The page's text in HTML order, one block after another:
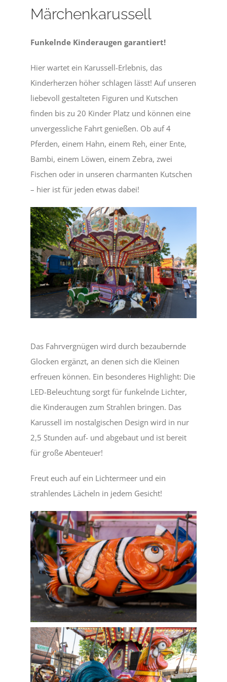
Märchenkarussell
Funkelnde Kinderaugen garantiert!
Hier wartet ein Karussell-Erlebnis, das
Kinderherzen höher schlagen lässt! Auf unseren
liebevoll gestalteten Figuren und Kutschen
finden bis zu 20 Kinder Platz und können eine
unvergessliche Fahrt genießen. Ob auf 4
Pferden, einem Hahn, einem Reh, einer Ente,
Bambi, einem Löwen, einem Zebra, zwei
Fischen oder in unseren charmanten Kutschen
– hier ist für jeden etwas dabei!
Das Fahrvergnügen wird durch bezaubernde
Glocken ergänzt, an denen sich die Kleinen
erfreuen können. Ein besonderes Highlight: Die
LED-Beleuchtung sorgt für funkelnde Lichter,
die Kinderaugen zum Strahlen bringen. Das
Karussell im nostalgischen Design wird in nur
2,5 Stunden auf- und abgebaut und ist bereit
für große Abenteuer!
Freut euch auf ein Lichtermeer und ein
strahlendes Lächeln in jedem Gesicht!